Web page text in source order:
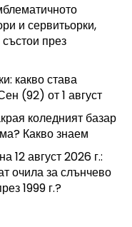
и сервитьорки,
през
какво става
(92) от 1 август
коледният базар
Какво знаем
12 август 2026 г.:
очила за слънчево
1999 г.?